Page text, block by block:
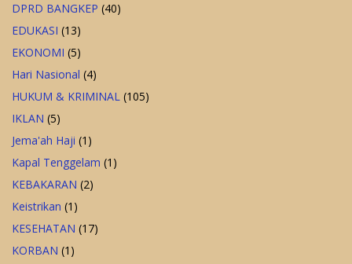
DPRD BANGKEP (40)
EDUKASI (13)
EKONOMI (5)
Hari Nasional (4)
HUKUM & KRIMINAL (105)
IKLAN (5)
Jema'ah Haji (1)
Kapal Tenggelam (1)
KEBAKARAN (2)
Keistrikan (1)
KESEHATAN (17)
KORBAN (1)